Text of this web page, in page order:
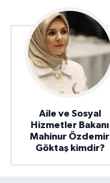
Aile ve Sosyal
Hizmetler Bakanı
Mahinur Özdemir
Göktaş kimdir?